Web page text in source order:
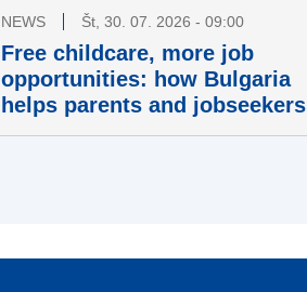
NEWS Št, 30. 07. 2026 - 09:00
Free childcare, more job
opportunities: how Bulgaria
helps parents and jobseekers